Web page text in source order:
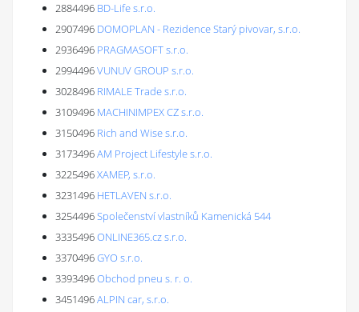
2884496 BD-Life s.r.o.
2907496 DOMOPLAN - Rezidence Starý pivovar, s.r.o.
2936496 PRAGMASOFT s.r.o.
2994496VUNUV GROUP s.r.o.
3028496 RIMALE Trade s.r.o.
3109496 MACHINIMPEX CZ s.r.o.
3150496 Rich and Wise s.r.o.
3173496AM Project Lifestyle s.r.o.
3225496XAMEP, s.r.o.
3231496 HETLAVEN s.r.o.
3254496Společenství vlastníků Kamenická 544
3335496ONLINE365.cz s.r.o.
3370496GYO s.r.o.
3393496Obchod pneu s. r. o.
3451496ALPIN car, s.r.o.